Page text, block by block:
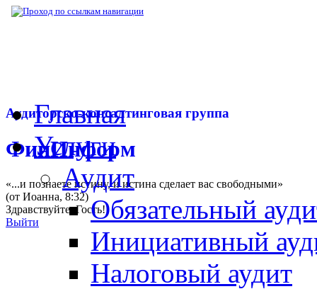
Аудиторско-консалтинговая группа
ФинИнформ
«...и познаете истину, и истина сделает вас свободными»
(от Иоанна, 8:32)
Здравствуйте,Гость!
Выйти
Главная
Услуги
Аудит
Обязательный
Инициативный
Налоговый аудит